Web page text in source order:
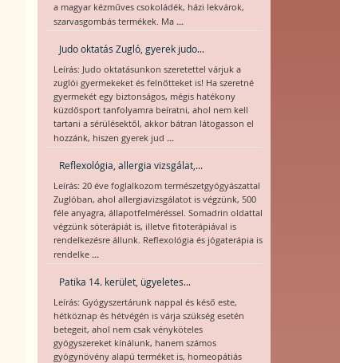
a magyar kézműves csokoládék, házi lekvárok,
szarvasgombás termékek. Ma ...
Judo oktatás Zugló, gyerek judo...
Leírás: Judo oktatásunkon szeretettel várjuk a
zuglói gyermekeket és felnőtteket is! Ha szeretné
gyermekét egy biztonságos, mégis hatékony
küzdősport tanfolyamra beíratni, ahol nem kell
tartani a sérülésektől, akkor bátran látogasson el
hozzánk, hiszen gyerek jud ...
Reflexológia, allergia vizsgálat,...
Leírás: 20 éve foglalkozom természetgyógyászattal
Zuglóban, ahol allergiavizsgálatot is végzünk, 500
féle anyagra, állapotfelméréssel. Somadrin oldattal
végzünk sóterápiát is, illetve fitoterápiával is
rendelkezésre állunk. Reflexológia és jógaterápia is
rendelke ...
Patika 14. kerület, ügyeletes...
Leírás: Gyógyszertárunk nappal és késő este,
hétköznap és hétvégén is várja szükség esetén
betegeit, ahol nem csak vényköteles
gyógyszereket kínálunk, hanem számos
gyógynövény alapú terméket is, homeopátiás